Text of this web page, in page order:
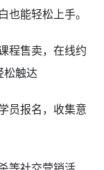
能轻松上手。
程售卖，在线约
松触达
员报名，收集意